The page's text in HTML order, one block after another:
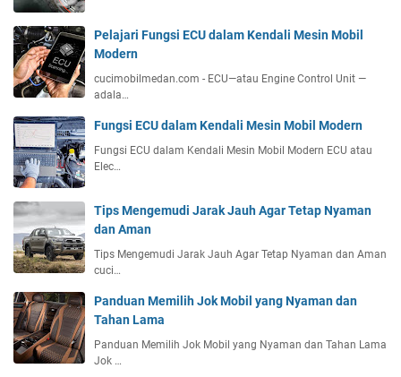
Pelajari Fungsi ECU dalam Kendali Mesin Mobil
Modern
cucimobilmedan.com - ECU—atau Engine Control Unit —
adala…
Fungsi ECU dalam Kendali Mesin Mobil Modern
Fungsi ECU dalam Kendali Mesin Mobil Modern ECU atau
Elec…
Tips Mengemudi Jarak Jauh Agar Tetap Nyaman
dan Aman
Tips Mengemudi Jarak Jauh Agar Tetap Nyaman dan Aman
cuci…
Panduan Memilih Jok Mobil yang Nyaman dan
Tahan Lama
Panduan Memilih Jok Mobil yang Nyaman dan Tahan Lama
Jok …